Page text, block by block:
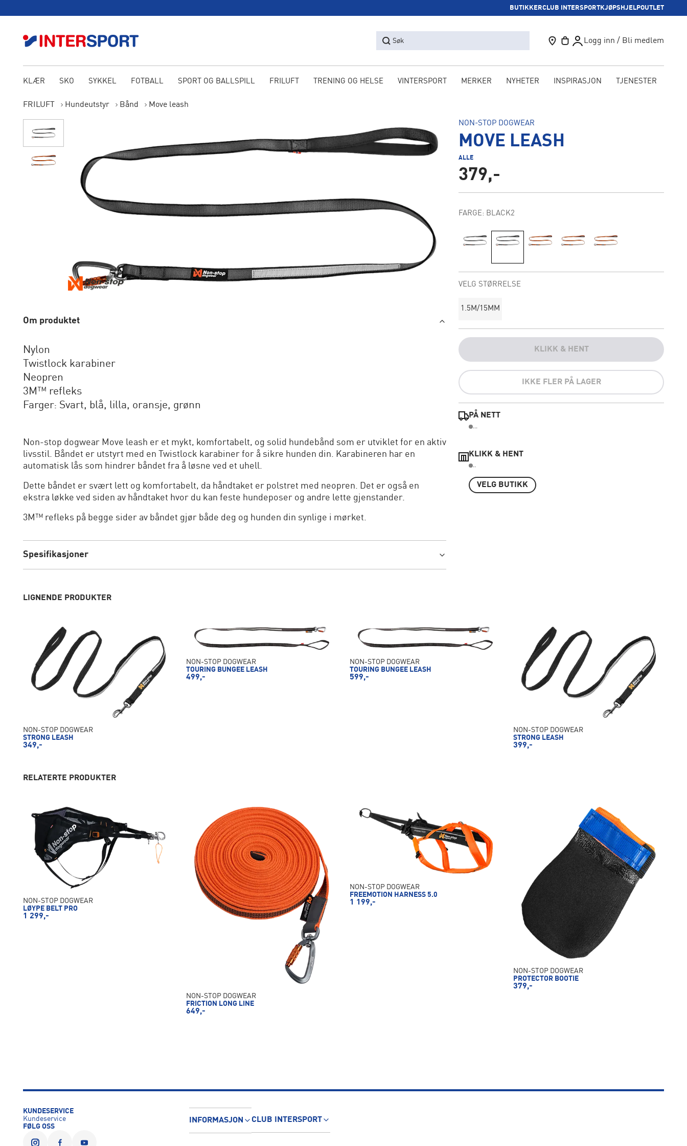
BUTIKKERCLUB INTERSPORTKJØPSHJELPOUTLET
Søk Logg inn / Bli medlem
KLÆR SKO SYKKEL FOTBALL SPORT OG BALLSPILL FRILUFT TRENING OG HELSE VINTERSPORT MERKER NYHETER INSPIRASJON TJENESTER
FRILUFT Hundeutstyr Bånd Move leash
Om produktet
Nylon
Twistlock karabiner
Neopren
3M™ refleks
Farger: Svart, blå, lilla, oransje, grønn
Non-stop dogwear Move leash er et mykt, komfortabelt, og solid hundebånd som er utviklet for en aktiv
livsstil. Båndet er utstyrt med en Twistlock karabiner for å sikre hunden din. Karabineren har en
automatisk lås som hindrer båndet fra å løsne ved et uhell.
Dette båndet er svært lett og komfortabelt, da håndtaket er polstret med neopren. Det er også en
ekstra løkke ved siden av håndtaket hvor du kan feste hundeposer og andre lette gjenstander.
3M™ refleks på begge sider av båndet gjør både deg og hunden din synlige i mørket.
Spesifikasjoner
NON-STOP DOGWEAR
MOVE LEASH
ALLE
379,-
FARGE: BLACK2
VELG STØRRELSE
1.5M/15MM
KLIKK & HENT
IKKE FLER PÅ LAGER
PÅ NETT
...
KLIKK & HENT
..
VELG BUTIKK
LIGNENDE PRODUKTER
NON-STOP DOGWEAR
STRONG LEASH
349,-
NON-STOP DOGWEAR
TOURING BUNGEE LEASH
499,-
NON-STOP DOGWEAR
TOURING BUNGEE LEASH
599,-
NON-STOP DOGWEAR
STRONG LEASH
399,-
RELATERTE PRODUKTER
NON-STOP DOGWEAR
LØYPE BELT PRO
1 299,-
NON-STOP DOGWEAR
FRICTION LONG LINE
649,-
NON-STOP DOGWEAR
FREEMOTION HARNESS 5.0
1 199,-
NON-STOP DOGWEAR
PROTECTOR BOOTIE
379,-
KUNDESERVICE
Kundeservice
FØLG OSS
INFORMASJON CLUB INTERSPORT